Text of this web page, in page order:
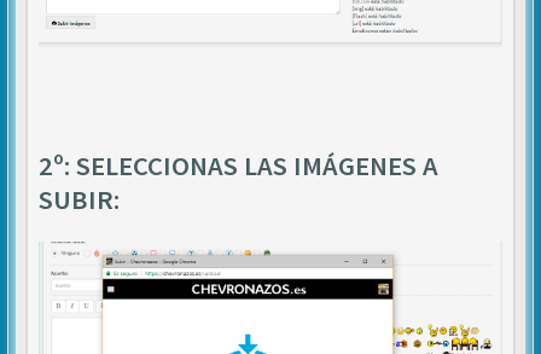
2º: SELECCIONAS LAS IMÁGENES A
SUBIR: